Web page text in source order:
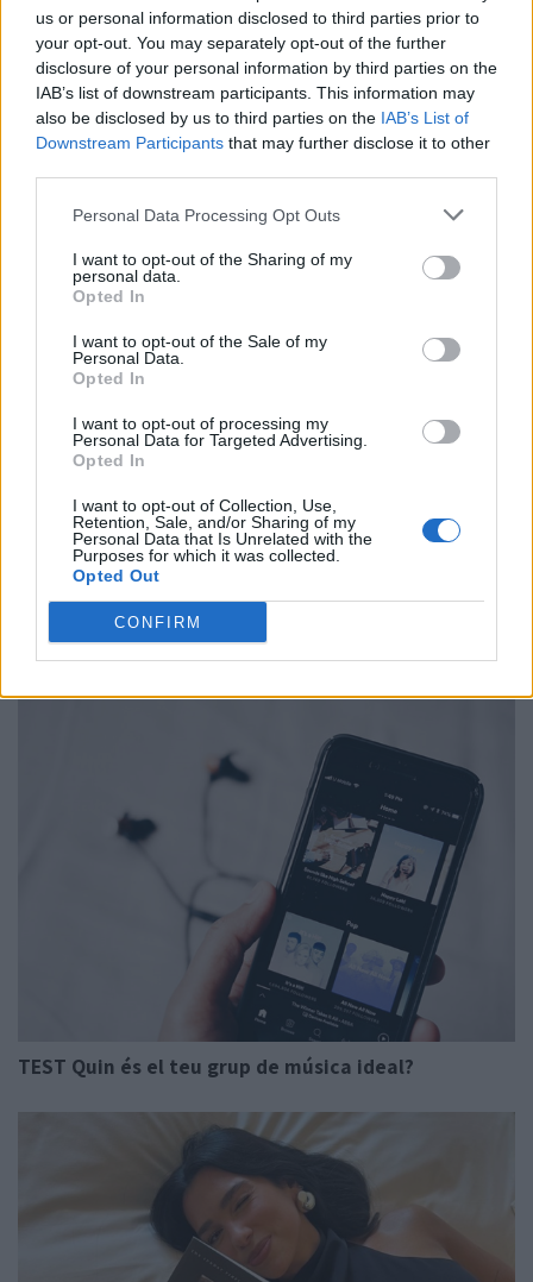
us or personal information disclosed to third parties prior to
your opt-out. You may separately opt-out of the further
disclosure of your personal information by third parties on the
IAB’s list of downstream participants. This information may
also be disclosed by us to third parties on the IAB’s List of
Downstream Participants that may further disclose it to other
Personal Data Processing Opt Outs
I want to opt-out of the Sharing of my
personal data.
Opted In
I want to opt-out of the Sale of my
Personal Data.
Opted In
I want to opt-out of processing my
Personal Data for Targeted Advertising.
Opted In
I want to opt-out of Collection, Use,
Retention, Sale, and/or Sharing of my
Personal Data that Is Unrelated with the
Purposes for which it was collected.
Opted Out
CONFIRM
TEST Tindràs algun amor d'estiu?
TEST Quin és el teu grup de música ideal?